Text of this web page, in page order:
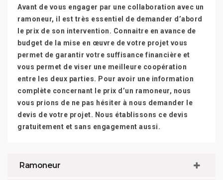
Avant de vous engager par une collaboration avec un
ramoneur, il est très essentiel de demander d’abord
le prix de son intervention. Connaitre en avance de
budget de la mise en œuvre de votre projet vous
permet de garantir votre suffisance financière et
vous permet de viser une meilleure coopération
entre les deux parties. Pour avoir une information
complète concernant le prix d’un ramoneur, nous
vous prions de ne pas hésiter à nous demander le
devis de votre projet. Nous établissons ce devis
gratuitement et sans engagement aussi.
Ramoneur